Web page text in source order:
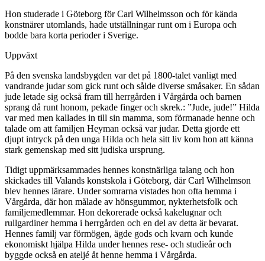
Hon studerade i Göteborg för Carl Wilhelmsson och för kända
konstnärer utomlands, hade utställningar runt om i Europa och
bodde bara korta perioder i Sverige.
Uppväxt
På den svenska landsbygden var det på 1800-talet vanligt med
vandrande judar som gick runt och sålde diverse småsaker. En sådan
jude letade sig också fram till herrgården i Vårgårda och barnen
sprang då runt honom, pekade finger och skrek.: ”Jude, jude!” Hilda
var med men kallades in till sin mamma, som förmanade henne och
talade om att familjen Heyman också var judar. Detta gjorde ett
djupt intryck på den unga Hilda och hela sitt liv kom hon att känna
stark gemenskap med sitt judiska ursprung.
Tidigt uppmärksammades hennes konstnärliga talang och hon
skickades till Valands konstskola i Göteborg, där Carl Wilhelmson
blev hennes lärare. Under somrarna vistades hon ofta hemma i
Vårgårda, där hon målade av hönsgummor, nykterhetsfolk och
familjemedlemmar. Hon dekorerade också kakelugnar och
rullgardiner hemma i herrgården och en del av detta är bevarat.
Hennes familj var förmögen, ägde gods och kvarn och kunde
ekonomiskt hjälpa Hilda under hennes rese- och studieår och
byggde också en ateljé åt henne hemma i Vårgårda.